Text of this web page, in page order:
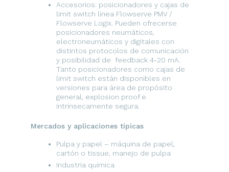
Accesorios: posicionadores y cajas de
limit switch línea Flowserve PMV /
Flowserve Logix. Pueden ofrecerse
posicionadores neumáticos,
electroneumáticos y digitales con
distintos protocolos de comunicación
y posibilidad de feedback 4-20 mA.
Tanto posicionadores como cajas de
limit switch están disponibles en
versiones para área de propósito
general, explosion proof e
intrínsecamente segura.
Mercados y aplicaciones típicas
Pulpa y papel – máquina de papel,
cartón o tissue, manejo de pulpa
Industria química